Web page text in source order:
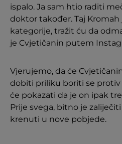
ispalo. Ja sam htio raditi
doktor također. Taj
kategorije, tražit ću da
je Cvjetičanin putem
Vjerujemo, da će
dobiti priliku boriti se protiv
će pokazati da je on ipak
Prije svega, bitno je
krenuti u nove pobjede.